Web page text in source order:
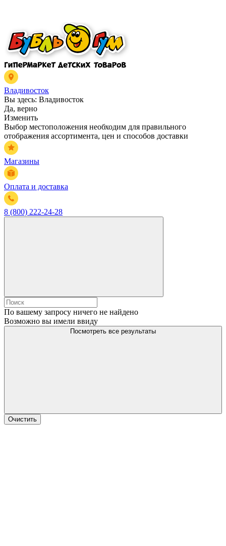
Владивосток
Вы здесь: Владивосток
Да, верно
Изменить
Выбор местоположения необходим для правильного
отображения ассортимента, цен и способов доставки
Магазины
Оплата и доставка
8 (800) 222-24-28
По вашему запросу ничего не найдено
Возможно вы имели ввиду
Посмотреть все результаты
Очистить